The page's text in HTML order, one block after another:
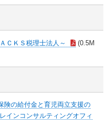
ＣＫＳ税理士法人～
(0.5M
険の給付金と育児両立支援の
インコンサルティングオフィ